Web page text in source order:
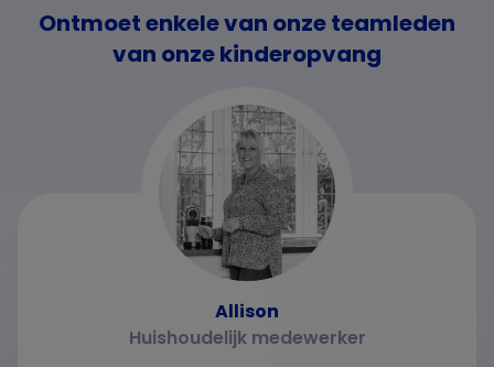
Ontmoet enkele van onze teamleden
van onze kinderopvang
Allison
Huishoudelijk medewerker